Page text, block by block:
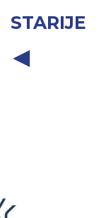
STARIJE